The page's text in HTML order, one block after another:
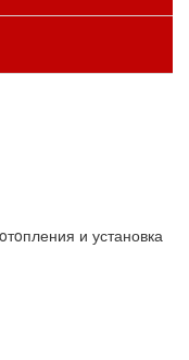
и установка